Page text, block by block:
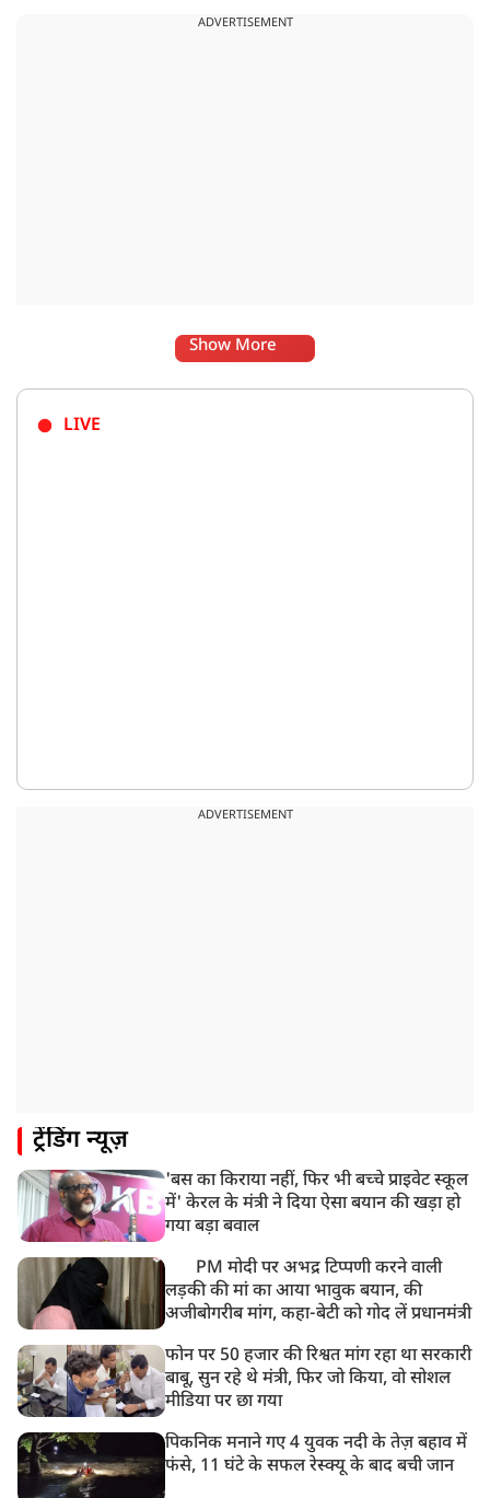
ADVERTISEMENT
Show More
LIVE
ADVERTISEMENT
ट्रेंडिंग न्यूज़
'बस का किराया नहीं, फिर भी बच्चे प्राइवेट स्कूल
में' केरल के मंत्री ने दिया ऐसा बयान की खड़ा हो
गया बड़ा बवाल
PM मोदी पर अभद्र टिप्पणी करने वाली
लड़की की मां का आया भावुक बयान, की
अजीबोगरीब मांग, कहा-बेटी को गोद लें प्रधानमंत्री
फोन पर 50 हजार की रिश्वत मांग रहा था सरकारी
बाबू, सुन रहे थे मंत्री, फिर जो किया, वो सोशल
मीडिया पर छा गया
पिकनिक मनाने गए 4 युवक नदी के तेज़ बहाव में
फंसे, 11 घंटे के सफल रेस्क्यू के बाद बची जान